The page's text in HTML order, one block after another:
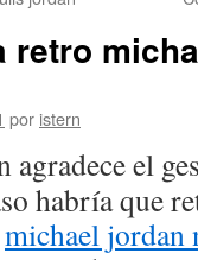
retro
por istern
agradece el
habría que
michael jordan